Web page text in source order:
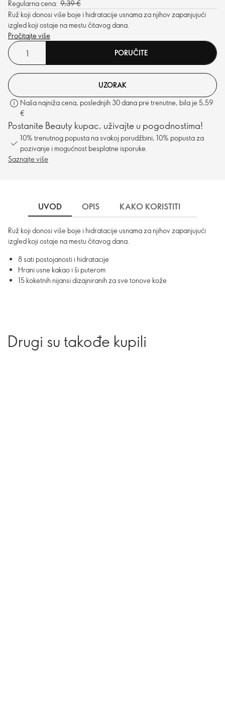
Regularna cena: 9,39 €
Ruž koji donosi više boje i hidratacije usnama za njihov zapanjujući
izgled koji ostaje na mestu čitavog dana.
Pročitajte više
PORUČITE
UZORAK
Naša najniža cena, poslednjih 30 dana pre trenutne, bila je 5,59
€
Postanite Beauty kupac, uživajte u pogodnostima!
10% trenutnog popusta na svakoj porudžbini, 10% popusta za
pozivanje i mogućnost besplatne isporuke.
Saznajte više
UVOD OPIS KAKO KORISTITI
Ruž koji donosi više boje i hidratacije usnama za njihov zapanjujući
izgled koji ostaje na mestu čitavog dana.
8 sati postojanosti i hidratacije
Hrani usne kakao i ši puterom
15 koketnih nijansi dizajniranih za sve tonove kože
Drugi su takođe kupili